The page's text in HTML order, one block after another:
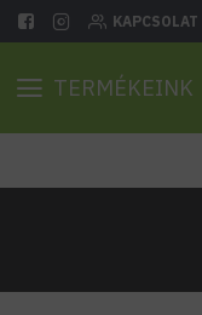
KAPCSOLAT
TERMÉKEINK